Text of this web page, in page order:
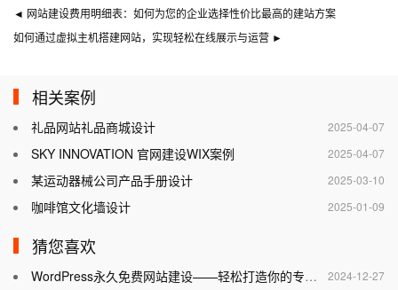
◄ 网站建设费用明细表：如何为您的企业选择性价比最高的建站方案
如何通过虚拟主机搭建网站，实现轻松在线展示与运营 ►
相关案例
2025-04-07
礼品网站礼品商城设计
2025-04-07
SKY INNOVATION 官网建设WIX案例
2025-03-10
某运动器械公司产品手册设计
2025-01-09
咖啡馆文化墙设计
猜您喜欢
2024-12-27
WordPress永久免费网站建设——轻松打造你的专属网站